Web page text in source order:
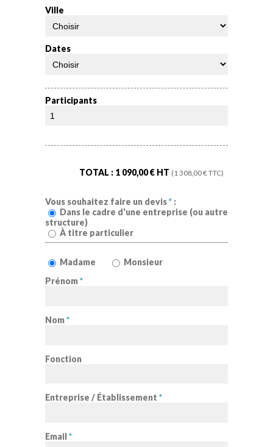
Ville
Dates
Participants
TOTAL : 1 090,00€ HT ( 1 308,00€ TTC)
Vous souhaitez faire un devis* :
Dans le cadre d'une entreprise (ou autre
structure)
À titre particulier
Madame
Monsieur
Prénom*
Nom*
Fonction
Entreprise / Établissement *
Email*